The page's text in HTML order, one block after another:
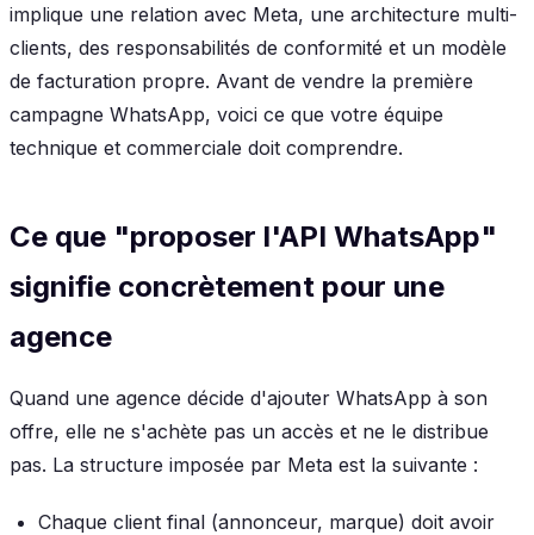
implique une relation avec Meta, une architecture multi-
clients, des responsabilités de conformité et un modèle
de facturation propre. Avant de vendre la première
campagne WhatsApp, voici ce que votre équipe
technique et commerciale doit comprendre.
Ce que "proposer l'API WhatsApp"
signifie concrètement pour une
agence
Quand une agence décide d'ajouter WhatsApp à son
offre, elle ne s'achète pas un accès et ne le distribue
pas. La structure imposée par Meta est la suivante :
Chaque client final (annonceur, marque) doit avoir